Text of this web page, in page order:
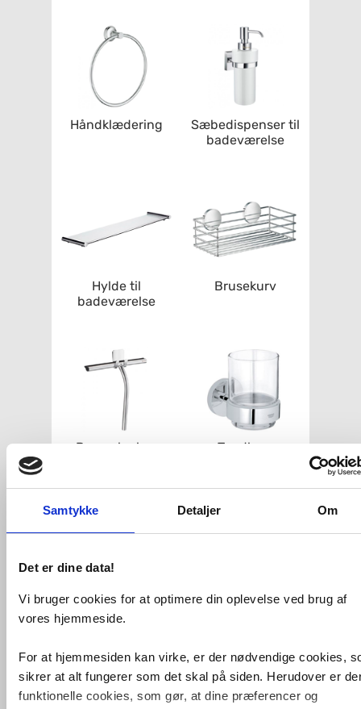
Samtykke Detaljer Om
Det er dine data!
Vi bruger cookies for at optimere din oplevelse ved brug af
vores hjemmeside.
For at hjemmesiden kan virke, er der nødvendige cookies,
sikrer at alt fungerer som det skal på siden. Herudover er
funktionelle cookies, som gør, at dine præferencer og
Håndklædering
Sæbedispenser til
badeværelse
Hylde til
badeværelse
Brusekurv
Bruseskraber Tandkrus
Reservepapirholder Badekarsgreb